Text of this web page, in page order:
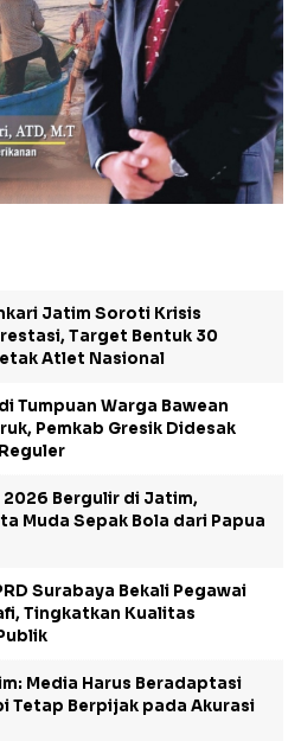
Jatim Soroti Krisis
Target Bentuk 30
Atlet Nasional
Tumpuan Warga Bawean
Pemkab Gresik Didesak
Bergulir di Jatim,
Muda Sepak Bola dari Papua
Surabaya Bekali Pegawai
Tingkatkan Kualitas
Media Harus Beradaptasi
Tetap Berpijak pada Akurasi